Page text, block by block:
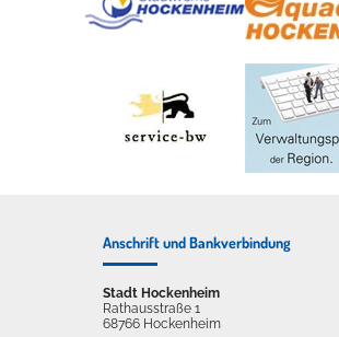
Anschrift und Bankverbindung
Stadt Hockenheim
Rathausstraße 1
68766 Hockenheim